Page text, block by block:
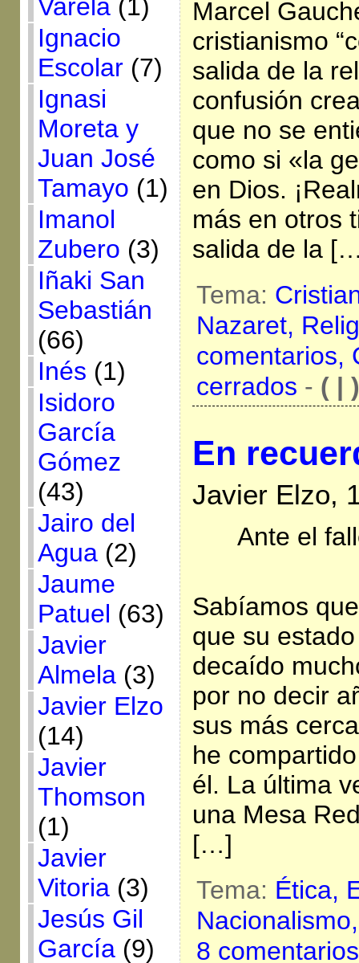
Varela(1)
Ignacio
Escolar(7)
Ignasi
Moreta y
Juan José
Tamayo (1)
Imanol
Zubero (3)
Iñaki San
Sebastián
(66)
Inés (1)
Isidoro
García
Gómez
(43)
Jairo del
Agua(2)
Jaume
Patuel (63)
Javier
Almela(3)
Javier Elzo
(14)
Javier
Thomson
(1)
Javier
Vitoria(3)
Jesús Gil
García(9)
Marcel
cristianismo
salida de la
confusión
que no se
como si «la
en Dios.
más en otros
salida de la
Tema:
Nazaret,
comentarios,
cerrados - ( | )
En
Javier Elzo,
Ante el
Sabíamos
que su
decaído
por no decir
sus más
he
él. La última
una Mesa
[…]
Tema: Ética,
8